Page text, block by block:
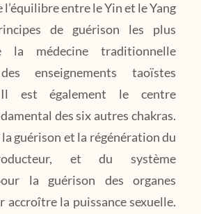
l’équilibre entre le Yin et le Yang
de guérison les plus
la médecine traditionnelle
enseignements taoïstes
Il est également le centre
des six autres chakras.
la guérison et la régénération du
et du système
la guérison des organes
accroître la puissance sexuelle.